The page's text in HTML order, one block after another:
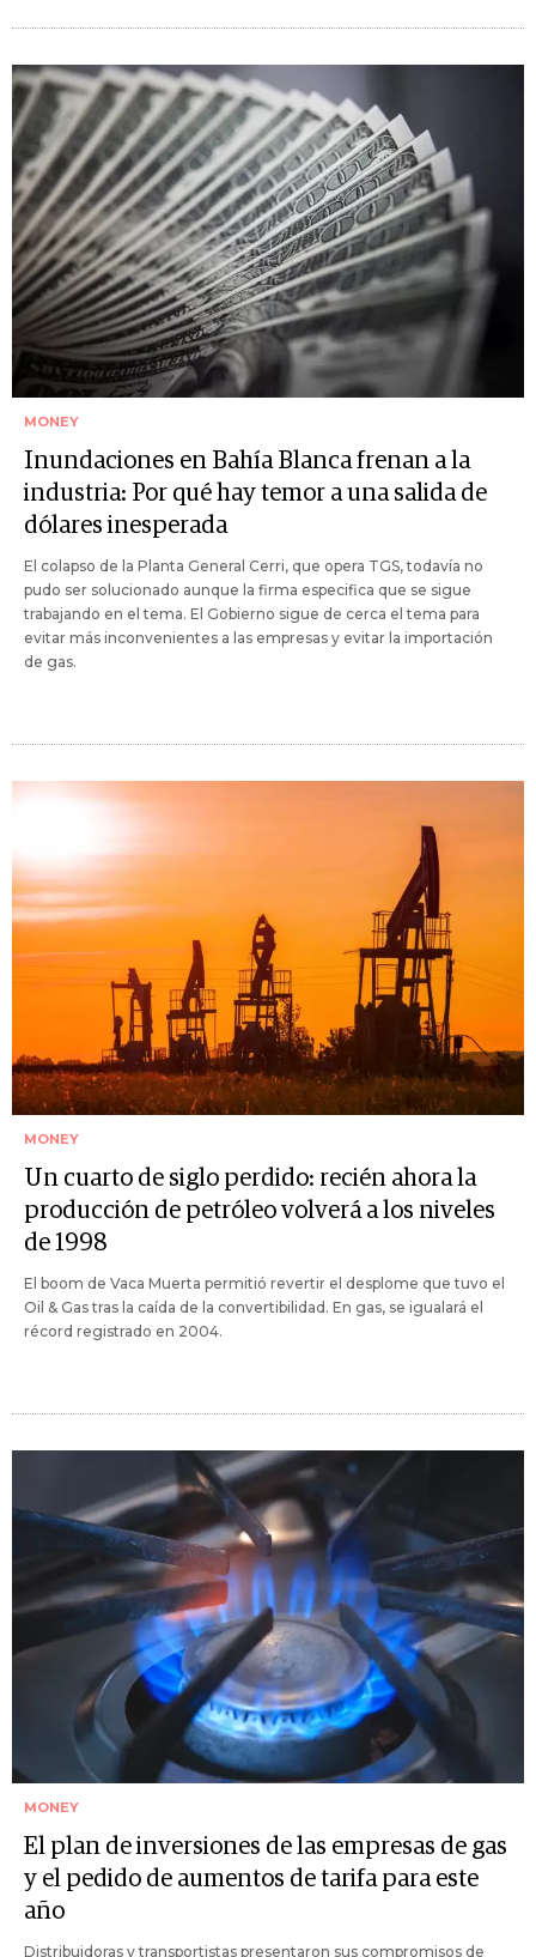
MONEY
Inundaciones en Bahía Blanca frenan a la
industria: Por qué hay temor a una salida de
dólares inesperada
El colapso de la Planta General Cerri, que opera TGS, todavía no
pudo ser solucionado aunque la firma especifica que se sigue
trabajando en el tema. El Gobierno sigue de cerca el tema para
evitar más inconvenientes a las empresas y evitar la importación
de gas.
MONEY
Un cuarto de siglo perdido: recién ahora la
producción de petróleo volverá a los niveles
de 1998
El boom de Vaca Muerta permitió revertir el desplome que tuvo el
Oil & Gas tras la caída de la convertibilidad. En gas, se igualará el
récord registrado en 2004.
MONEY
El plan de inversiones de las empresas de gas
y el pedido de aumentos de tarifa para este
año
Distribuidoras y transportistas presentaron sus compromisos de